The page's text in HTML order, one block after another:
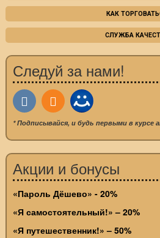
КАК
СЛУЖБА
Следуй за нами!
* Подписывайся, и будь первыми в курсе
Акции и бонусы
«Пароль Дёшево» - 20%
«Я самостоятельный!» – 20%
«Я путешественник!» – 50%